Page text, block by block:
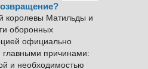
королевы Матильды и
оборонных
официально
причинами:
и необходимостью